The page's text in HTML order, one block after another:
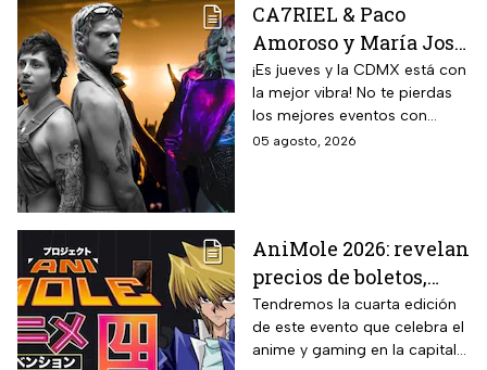
CA7RIEL & Paco
Amoroso y María José
prenden la CDMX este
jueves 6 de agosto;
sedes, horarios y
precios de boletos
¡Es jueves y la CDMX está con
la mejor vibra! No te pierdas
los mejores eventos con
artistas de primer nivel.
05 agosto, 2026
AniMole 2026: revelan
precios de boletos,
fechas y actividades
confirmadas
Tendremos la cuarta edición
de este evento que celebra el
anime y gaming en la capital